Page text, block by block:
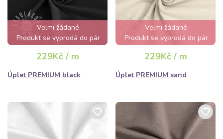
Velmi žádané
Produkt se vyprodá do pár
hodin
229Kč / m
Úplet PREMIUM black
Velmi žádané
Produkt se vyprodá do pár
hodin
229Kč / m
Úplet PREMIUM sand